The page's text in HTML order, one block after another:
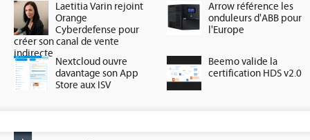
Laetitia Varin rejoint
Orange
Cyberdefense pour
créer son canal de vente
indirecte
Arrow référence les
onduleurs d'ABB pour
l'Europe
Nextcloud ouvre
davantage son App
Store aux ISV
Beemo valide la
certification HDS v2.0